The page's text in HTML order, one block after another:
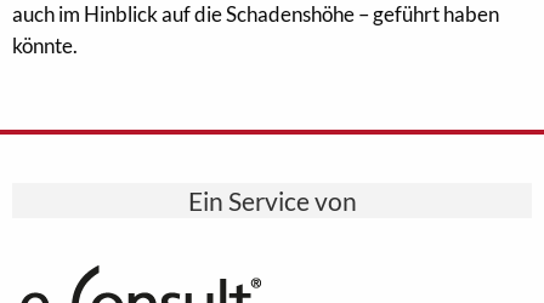
auch im Hinblick auf die Schadenshöhe – geführt haben
könnte.
Ein Service von